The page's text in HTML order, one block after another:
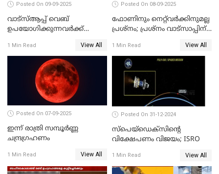
Posted On 09-09-2025
വാട്‌സ്ആപ്പ് വെബ്
ഉപയോഗിക്കുന്നവർക്ക്
ചാറ്റിൽ പണികിട്ടി
ഉപഭോക്താക്കൾ
1 Min Read View All
Posted On 08-09-2025
ഫോണിനും നെറ്റ്‌വര്‍ക്കിനുമല്ല
പ്രശ്നം; പ്രശ്‌നം വാട്സാപ്പിന്
1 Min Read View All
Posted On 07-09-2025
ഇന്ന് രാത്രി സമ്പൂര്‍ണ്ണ
ചന്ദ്രഗ്രഹണം
1 Min Read View All
Posted On 31-12-2024
സ്‌പെയ്‌ഡെക്‌സിൻ്റെ
വിക്ഷേപണം വിജയം; ISRO
1 Min Read View All